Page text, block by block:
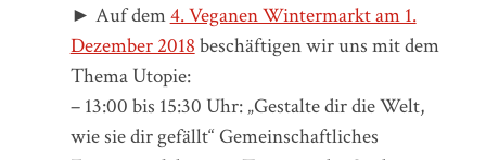
► Auf dem4. Veganen Wintermarkt am 1.
Dezember 2018 beschäftigen wir uns mit dem
Thema Utopie:
– 13:00 bis 15:30 Uhr: „Gestalte dir die Welt,
wie sie dir gefällt“ Gemeinschaftliches